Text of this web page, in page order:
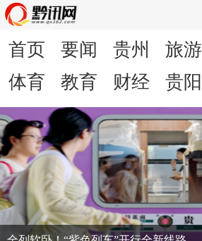
首页 要闻 贵州 旅游
体育
教育 财经 贵阳